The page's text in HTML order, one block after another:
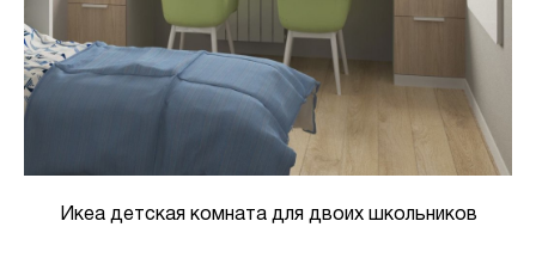
Икеа детская комната для двоих школьников